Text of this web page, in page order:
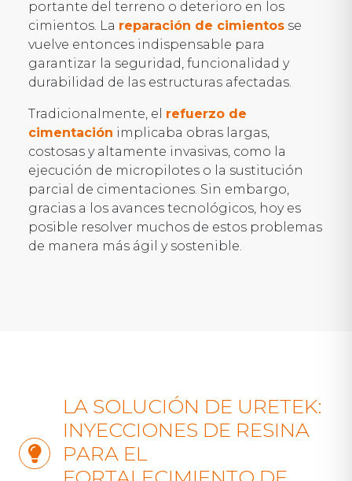
portante del terreno o deterioro en los
cimientos. La reparación de cimientos se
vuelve entonces indispensable para
garantizar la seguridad, funcionalidad y
durabilidad de las estructuras afectadas.
Tradicionalmente, el refuerzo de
cimentación implicaba obras largas,
costosas y altamente invasivas, como la
ejecución de micropilotes o la sustitución
parcial de cimentaciones. Sin embargo,
gracias a los avances tecnológicos, hoy es
posible resolver muchos de estos problemas
de manera más ágil y sostenible.
LA SOLUCIÓN DE URETEK:
INYECCIONES DE RESINA
PARA EL